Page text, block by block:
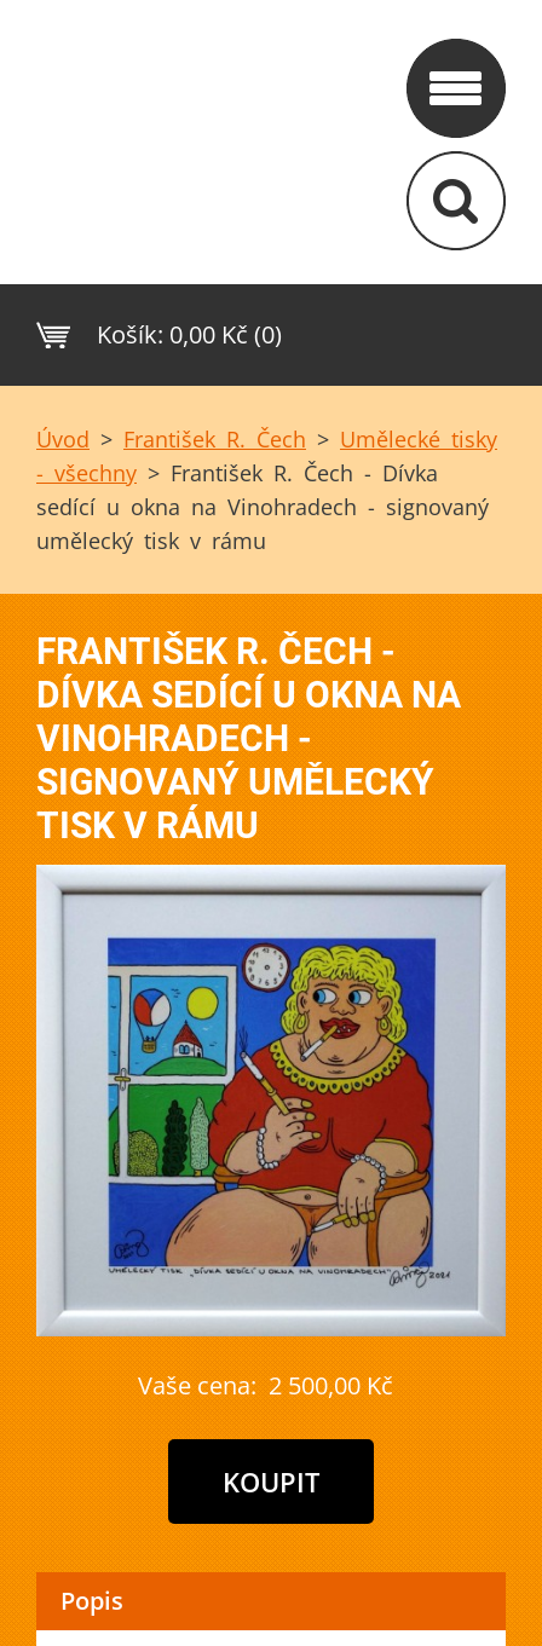
Košík: 0,00 Kč (0)
Úvod > František R. Čech > Umělecké tisky
- všechny > František R. Čech - Dívka
sedící u okna na Vinohradech - signovaný
umělecký tisk v rámu
FRANTIŠEK R. ČECH -
DÍVKA SEDÍCÍ U OKNA NA
VINOHRADECH -
SIGNOVANÝ UMĚLECKÝ
TISK V RÁMU
Vaše cena: 2 500,00 Kč
Popis